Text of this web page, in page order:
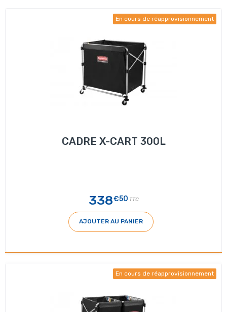
En cours de réapprovisionnement
CADRE X-CART 300L
338€50 TTC
AJOUTER AU PANIER
En cours de réapprovisionnement